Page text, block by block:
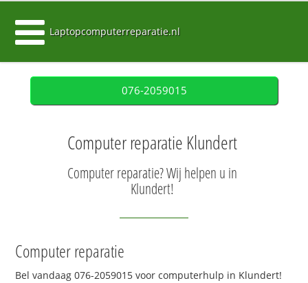
Laptopcomputerreparatie.nl
076-2059015
Computer reparatie Klundert
Computer reparatie? Wij helpen u in
Klundert!
Computer reparatie
Bel vandaag 076-2059015 voor computerhulp in Klundert!